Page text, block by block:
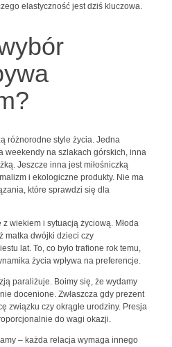
elastyczność jest dziś kluczowa.
różnorodne style życia. Jedna
weekendy na szlakach górskich, inna
Jeszcze inna jest miłośniczką
i ekologiczne produkty. Nie ma
które sprawdzi się dla
wiekiem i sytuacją życiową. Młoda
matka dwójki dzieci czy
lat. To, co było trafione rok temu,
życia wpływa na preferencje.
paraliżuje. Boimy się, że wydamy
docenione. Zwłaszcza gdy prezent
związku czy okrągłe urodziny. Presja
do wagi okazji.
– każda relacja wymaga innego